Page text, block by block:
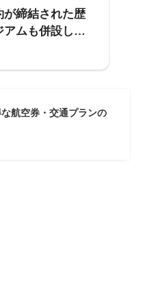
が締結された歴
ムも併設して
れる
な航空券・交通プランの